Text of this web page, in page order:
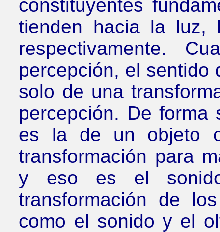
constituyentes
tienden hacia la luz,
respectivamente.
percepción, el sentido
solo de una
percepción. De forma
es la de un objeto
transformación para
y eso es el
transformación de
como el sonido y el